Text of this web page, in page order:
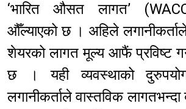
‘भारित औसत लागत’
औँल्याएको छ । अहिले
शेयरको लागत मूल्य आफैं प्रविष्ट
छ । यही व्यवस्थाको
लगानीकर्ताले वास्तविक